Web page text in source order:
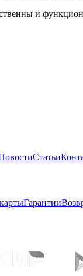
и
Статьи
Гарантии